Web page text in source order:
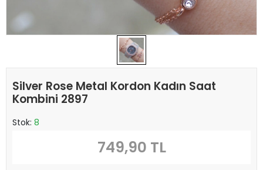
Silver Rose Metal Kordon Kadın Saat
Kombini 2897
Stok: 8
749,90 TL